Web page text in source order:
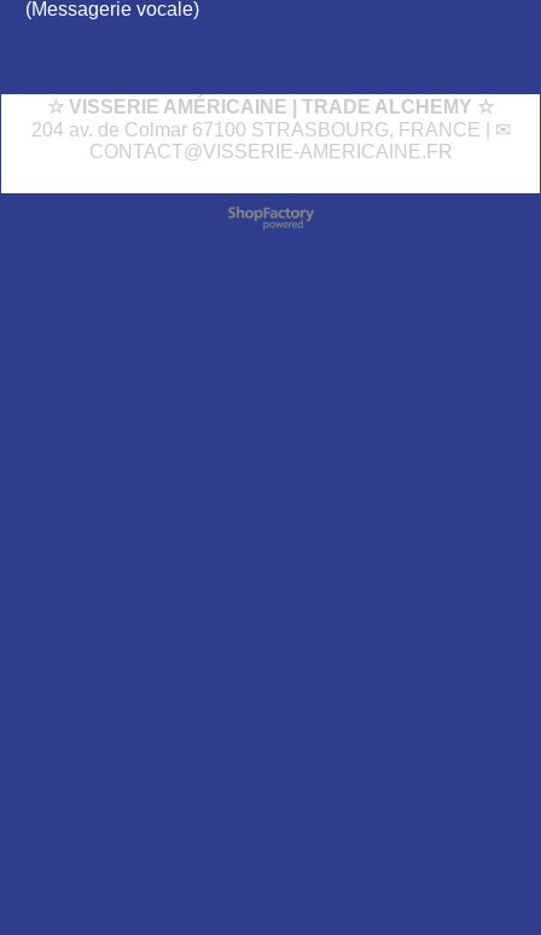
(Messagerie vocale)
☆ VISSERIE AMÉRICAINE | TRADE ALCHEMY ☆
204 av. de Colmar 67100 STRASBOURG, FRANCE | ✉
CONTACT@VISSERIE-AMERICAINE.FR
Boutique en ligne créés
avec le logiciel